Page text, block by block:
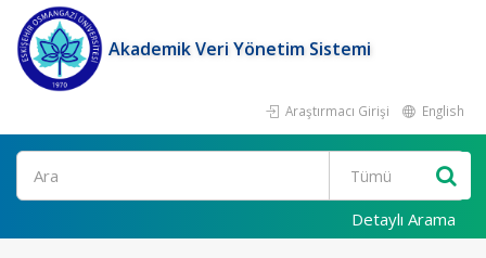
Akademik Veri Yönetim Sistemi
Araştırmacı Girişi English
Ara
Detaylı Arama